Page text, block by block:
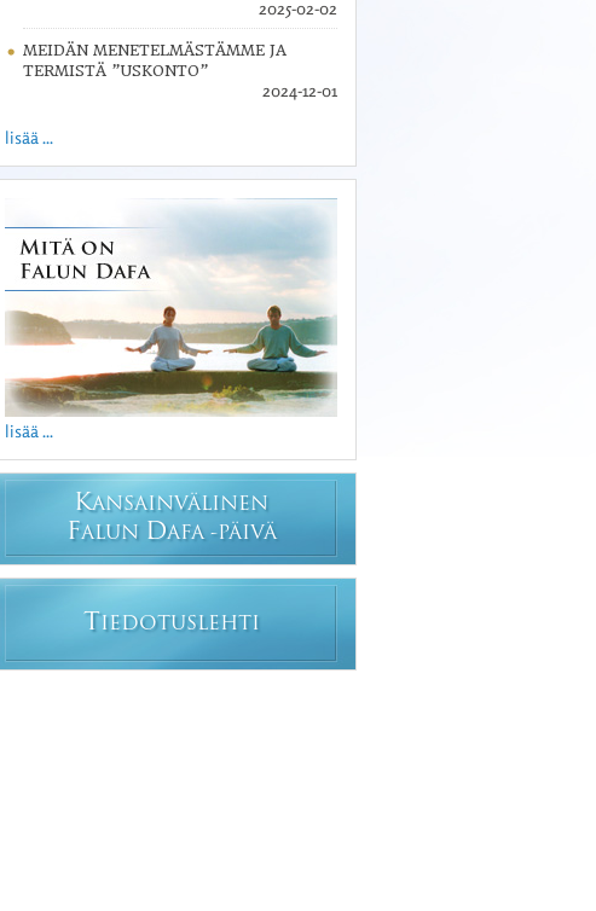
2025-02-02
MEIDÄN MENETELMÄSTÄMME JA
TERMISTÄ ”USKONTO”
2024-12-01
lisää ...
lisää ...
KANSAINVÄLINEN
FALUN DAFA -PÄIVÄ
T IEDOTUSLEHTI